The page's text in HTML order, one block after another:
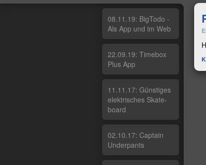
08.11.19: Big­To­do -
Als App und im Web
22.09.19: Ti­me­box
Plus App
11.11.17: Güns­ti­ges
elek­tri­sches Ska­te­
board
02.10.17: Cap­tain
Un­der­pants